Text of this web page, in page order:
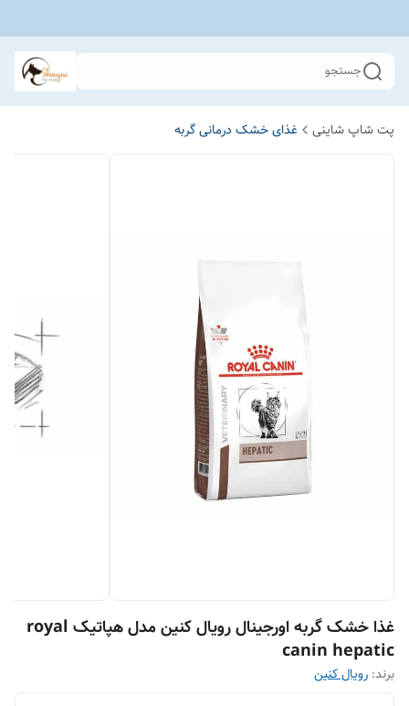
جستجو
پت شاپ شاینی غذای خشک درمانی گربه
غذا خشک گربه اورجینال رویال کنین مدل هپاتیک royal
canin hepatic
برند: رویال کنین